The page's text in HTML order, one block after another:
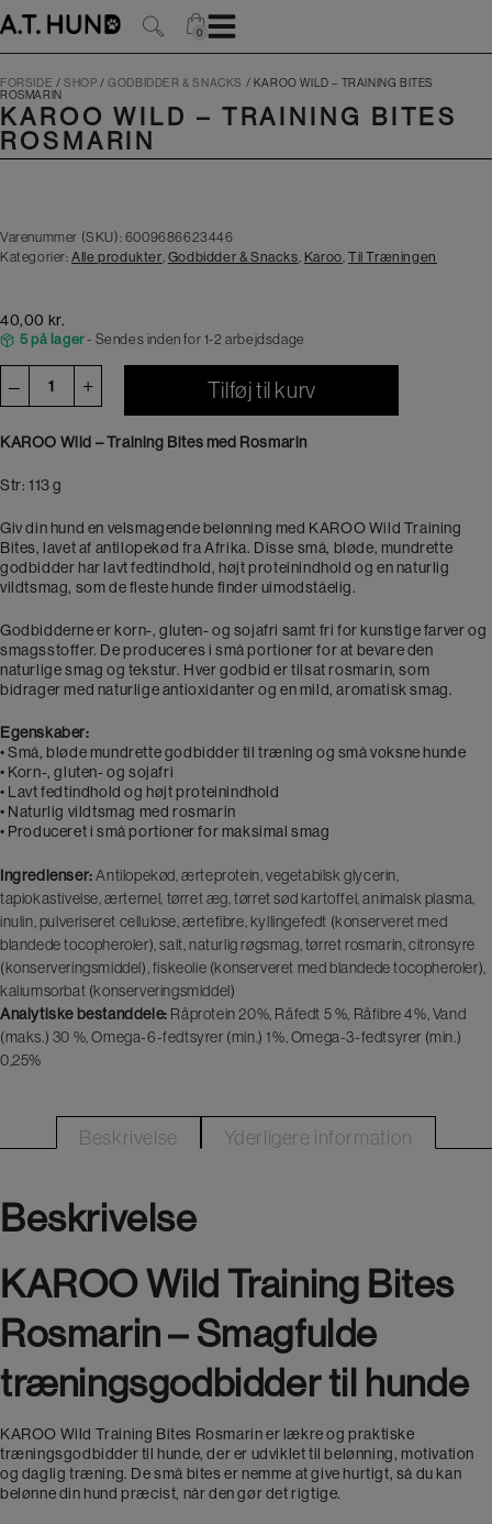
til
indholdet
0
0
FORSIDE /SHOP /GODBIDDER & SNACKS / KAROO WILD – TRAINING BITES
ROSMARIN
KAROO WILD – TRAINING BITES
ROSMARIN
Varenummer (SKU):6009686623446
Kategorier:Alle produkter Godbidder & Snacks Karoo ,Til Træningen
40,00 kr.
5 på lager- Sendes inden for 1-2 arbejdsdage
–
KAROO
Training
Rosmarin
+ Tilføj til kurv
KAROO Wild – Training Bites med Rosmarin
Str: 113 g
Giv din hund en velsmagende belønning med KAROO Wild Training
Bites, lavet af antilopekød fra Afrika. Disse små, bløde, mundrette
godbidder har lavt fedtindhold, højt proteinindhold og en naturlig
vildtsmag, som de fleste hunde finder uimodståelig.
Godbidderne er korn-, gluten- og sojafri samt fri for kunstige farver og
smagsstoffer. De produceres i små portioner for at bevare den
naturlige smag og tekstur. Hver godbid er tilsat rosmarin, som
bidrager med naturlige antioxidanter og en mild, aromatisk smag.
Egenskaber:
• Små, bløde mundrette godbidder til træning og små voksne hunde
• Korn-, gluten- og sojafri
• Lavt fedtindhold og højt proteinindhold
• Naturlig vildtsmag med rosmarin
• Produceret i små portioner for maksimal smag
Ingredienser:Antilopekød, ærteprotein, vegetabilsk glycerin,
tapiokastivelse, ærtemel, tørret æg, tørret sød kartoffel, animalsk plasma,
inulin, pulveriseret cellulose, ærtefibre, kyllingefedt (konserveret med
blandede tocopheroler), salt, naturlig røgsmag, tørret rosmarin, citronsyre
(konserveringsmiddel), fiskeolie (konserveret med blandede tocopheroler),
kaliumsorbat (konserveringsmiddel)
Analytiske bestanddele: Råprotein 20%, Råfedt 5 %, Råfibre 4%, Vand
(maks.) 30 %, Omega-6-fedtsyrer (min.) 1%, Omega-3-fedtsyrer (min.)
0,25%
Beskrivelse Yderligere information
Beskrivelse
KAROO Wild Training Bites
Rosmarin – Smagfulde
træningsgodbidder til hunde
KAROO Wild Training Bites Rosmarin er lækre og praktiske
træningsgodbidder til hunde, der er udviklet til belønning, motivation
og daglig træning. De små bites er nemme at give hurtigt, så du kan
belønne din hund præcist, når den gør det rigtige.